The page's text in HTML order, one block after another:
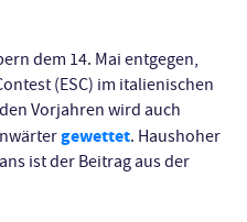
dem 14. Mai entgegen,
(ESC) im italienischen
Vorjahren wird auch
gewettet. Haushoher
ist der Beitrag aus der